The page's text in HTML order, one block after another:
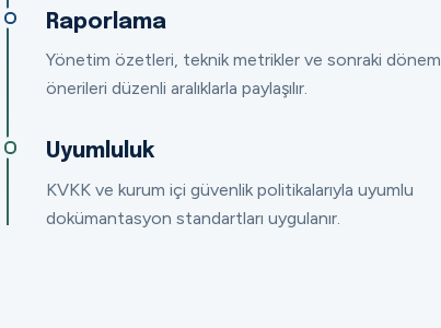
Raporlama
Yönetim özetleri, teknik metrikler ve sonraki dönem
önerileri düzenli aralıklarla paylaşılır.
Uyumluluk
KVKK ve kurum içi güvenlik politikalarıyla uyumlu
dokümantasyon standartları uygulanır.